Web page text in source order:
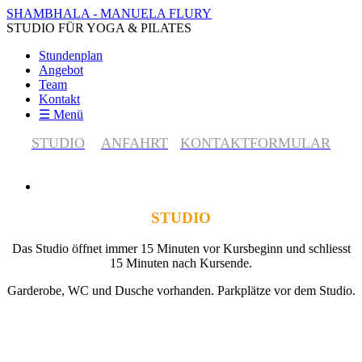
SHAMBHALA - MANUELA FLURY
STUDIO FÜR YOGA & PILATES
Stundenplan
Angebot
Team
Kontakt
☰ Menü
STUDIO ANFAHRT KONTAKTFORMULAR
STUDIO
Das Studio öffnet immer 15 Minuten vor Kursbeginn und schliesst
15 Minuten nach Kursende.
Garderobe, WC und Dusche vorhanden. Parkplätze vor dem Studio.